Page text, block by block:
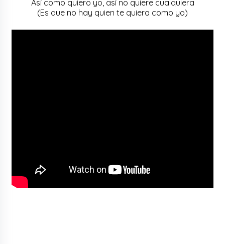
Así como quiero yo, así no quiere cualquiera
(Es que no hay quien te quiera como yo)